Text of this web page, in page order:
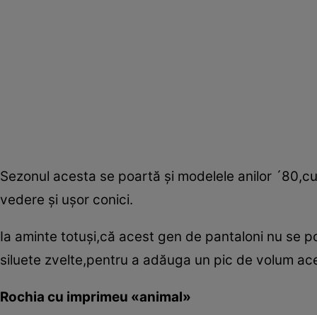
Sezonul acesta se poartă şi modelele anilor
vedere şi uşor conici.
Ia aminte totuşi,că acest gen de pantaloni nu se
siluete zvelte,pentru a adăuga un pic de volum
Rochia cu imprimeu «animal»